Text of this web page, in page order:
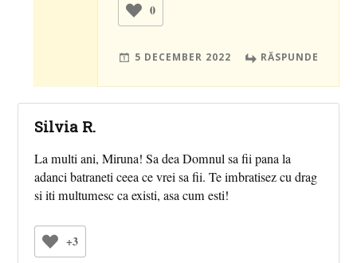
0
5 DECEMBER 2022 RĂSPUNDE
Silvia R.
La multi ani, Miruna! Sa dea Domnul sa fii pana la
adanci batraneti ceea ce vrei sa fii. Te imbratisez cu drag
si iti multumesc ca existi, asa cum esti!
+3